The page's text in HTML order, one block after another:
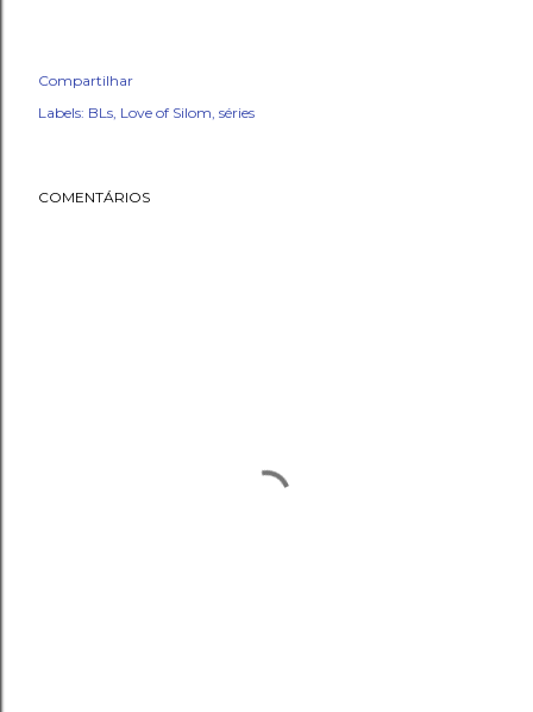
Compartilhar
Labels: BLs Love of Silom séries
COMENTÁRIOS